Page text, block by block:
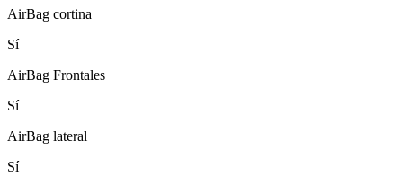
AirBag cortina
Sí
AirBag Frontales
Sí
AirBag lateral
Sí